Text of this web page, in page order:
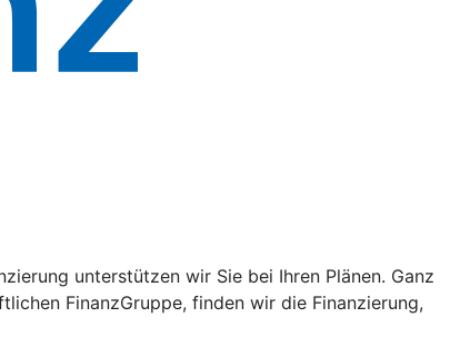
unterstützen wir Sie bei Ihren Plänen. Ganz
FinanzGruppe, finden wir die Finanzierung,